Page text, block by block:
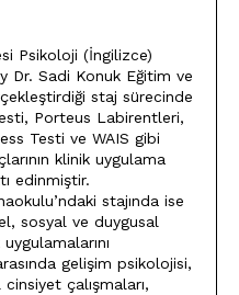
Psikoloji (İngilizce)
Dr. Sadi Konuk Eğitim ve
staj sürecinde
Porteus Labirentleri,
Testi ve WAIS gibi
klinik uygulama
edinmiştir.
stajında ise
sosyal ve duygusal
gelişim psikolojisi,
çalışmaları,